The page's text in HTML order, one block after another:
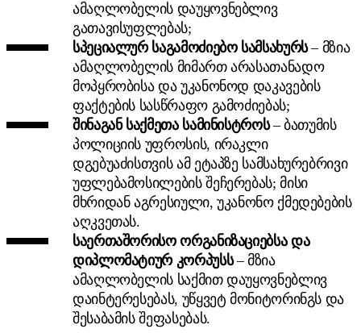
ამაღლობელის დაუყოვნებლივ
გათავისუფლებას;
სპეციალურ საგამოძიებო სამსახურს– მზია
ამაღლობელის მიმართ არასათანადო
მოპყრობისა და უკანონოდ დაკავების
ფაქტების სასწრაფო გამოძიებას;
შინაგან საქმეთა სამინისტროს– ბათუმის
პოლიციის უფროსის, ირაკლი
დგებუაძისთვის ამ ეტაპზე სამსახურებრივი
უფლებამოსილების შეჩერებას; მისი
მხრიდან აგრესიული, უკანონო ქმედებების
აღკვეთას.
საერთაშორისო ორგანიზაციებსა და
დიპლომატიურ კორპუსს– მზია
ამაღლობელის საქმით დაუყოვნებლივ
დაინტერესებას, უწყვეტ მონიტორინგს და
შესაბამის შეფასებას.